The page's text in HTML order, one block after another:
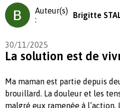
Auteur(s)
:
Brigitte
30/11/2025
La solution est de
Ma maman est partie depuis
brouillard. La douleur et les
malgré eux ramenée à